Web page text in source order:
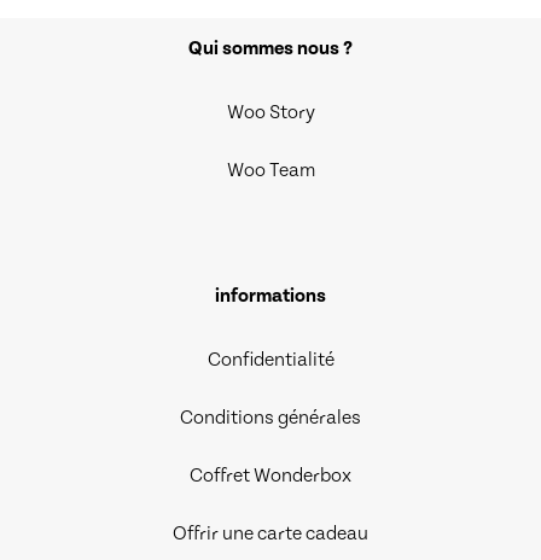
Qui sommes nous ?
Woo Story
Woo Team
informations
Confidentialité
Conditions générales
Coffret Wonderbox
Offrir une carte cadeau